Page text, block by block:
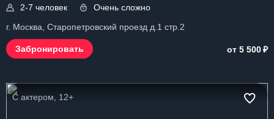
2-7 человек
Очень сложно
г. Москва, Старопетровский проезд д.1 стр.2
Забронировать от 5 500₽
С актером, 12+